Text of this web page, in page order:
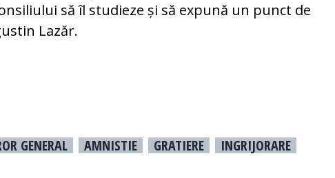
să îl studieze și să expună un punct de
Lazăr.
GENERAL AMNISTIE GRATIERE
INGRIJORARE